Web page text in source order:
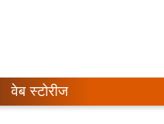
वेब स्टोरीज